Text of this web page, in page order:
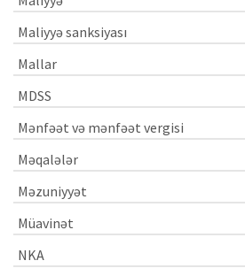
Maliyyə sanksiyası
Mallar
MDSS
Mənfəət və mənfəət vergisi
Məqalələr
Məzuniyyət
Müavinət
NKA